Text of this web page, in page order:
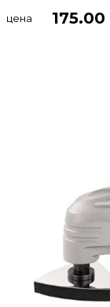
цена 175.00